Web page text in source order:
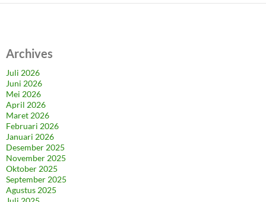
Archives
Juli 2026
Juni 2026
Mei 2026
April 2026
Maret 2026
Februari 2026
Januari 2026
Desember 2025
November 2025
Oktober 2025
September 2025
Agustus 2025